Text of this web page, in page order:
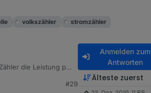
volkszähler
stromzähler
die Leistung pro
#29
Anmelden zum
Antworten
Älteste zuerst